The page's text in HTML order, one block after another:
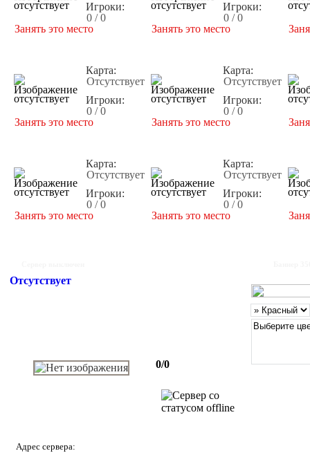
Игроки:
0 / 0
Занять это место
Игроки:
0 / 0
Занять это место
Карта:
Отсутствует
Игроки:
0 / 0
Занять это место
Карта:
Отсутствует
Игроки:
0 / 0
Занять это место
Карта:
Отсутствует
Игроки:
0 / 0
Занять это место
Карта:
Отсутствует
Игроки:
0 / 0
Занять это место
Отсутствует
0/0
Адрес сервера: